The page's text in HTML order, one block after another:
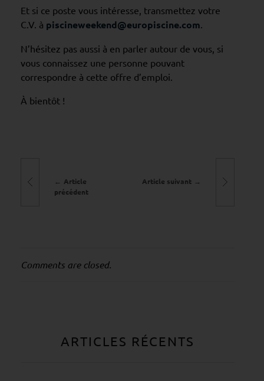
T
e
c
h
n
i
c
S
.
Et si ce poste vous intéresse, transmettez votre
C.V. à piscineweekend@europiscine.com
N’hésitez pas aussi à en parler autour de vous, si
vous connaissez une personne pouvant
correspondre à cette offre d’emploi.
À bientôt !
Article
précédent
Article suivant
Comments are closed.
ARTICLES RÉCENTS